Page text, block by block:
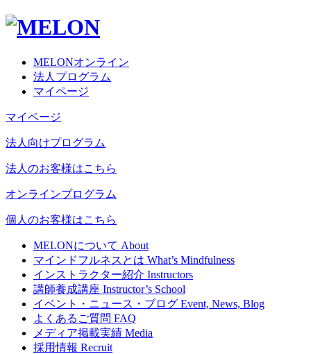
MELONオンライン
法人プログラム
マイページ
マイページ
法人向けプログラム
法人のお客様はこちら
オンラインプログラム
個人のお客様はこちら
MELONについて About
マインドフルネスとは What’s Mindfulness
インストラクター紹介 Instructors
講師養成講座 Instructor’s School
イベント・ニュース・ブログ Event, News, Blog
よくあるご質問 FAQ
メディア掲載実績 Media
採用情報 Recruit